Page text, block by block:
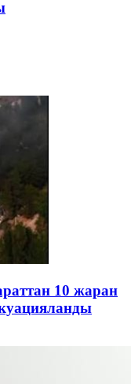
10 жаран